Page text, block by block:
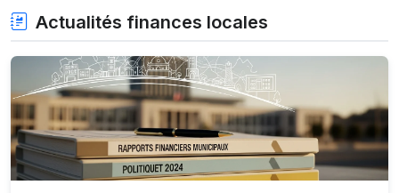
Actualités finances locales